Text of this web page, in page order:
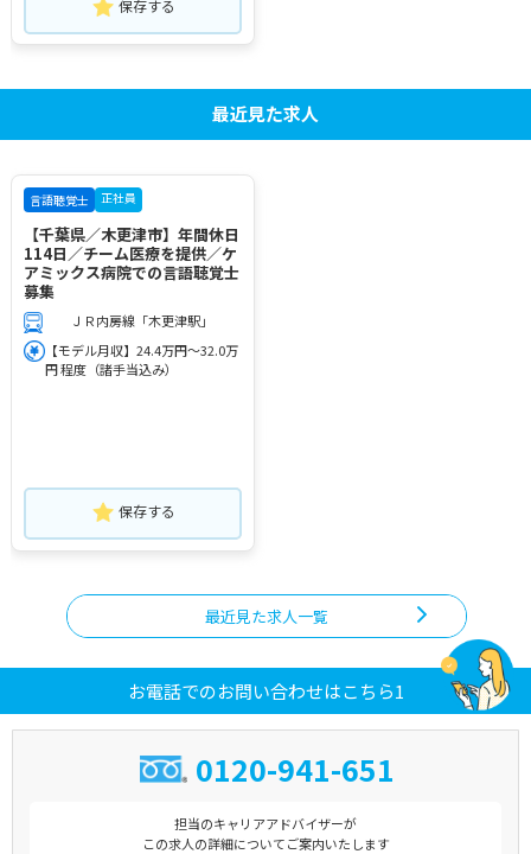
保存する
最近見た求人
言語聴覚士 正社員
【千葉県／木更津市】年間休日
114日／チーム医療を提供／ケ
アミックス病院での言語聴覚士
募集
ＪＲ内房線「木更津駅」
【モデル月収】24.4万円～32.0万
円 程度（諸手当込み）
保存する
最近見た求人一覧
お電話でのお問い合わせはこちら1
0120-941-651
担当のキャリアアドバイザーが
この求人の詳細についてご案内いたします